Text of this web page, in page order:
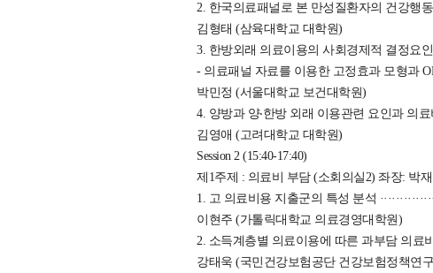
2. 한국의료패널로 본 만성질환자의 건강행동
김형태 (삼육대학교 대학원)
3. 한방외래 의료이용의 사회경제적 결정요
- 의료패널 자료를 이용한 고정효과 모형과 OLS 모
박민정 (서울대학교 보건대학원)
4. 양방과 양‧한방 외래 이용관련 요인과 의료비용
김영애 (고려대학교 대학원)
Session 2 (15:40-17:40)
제1주제 : 의료비 부담 (소회의실2) 좌장: 박
1. 고 의료비용 지출군의 특성 분석
이현주 (가톨릭대학교 의료경영대학원)
2. 소득계층별 의료이용에 따른 과부담 의료비 발생
강태욱 (국민건강보험공단 건강보험정책연